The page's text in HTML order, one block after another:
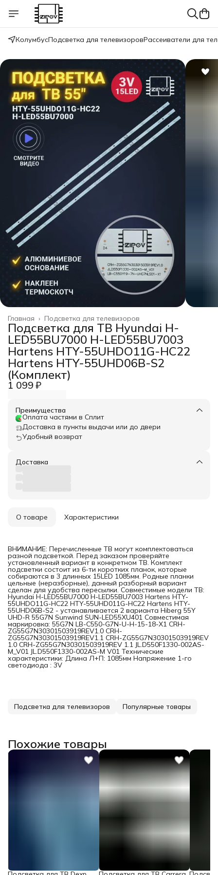
КолумбусПодсветка для телевизоровРассеиватели для
Подсветка для телевизоров
Главная ›
Подсветка для ТВ Hyundai H-
LED55BU7000 H-LED55BU7003
Hartens HTY-55UHDO11G-HC22
Hartens HTY-55UHD06B-S2
(Комплект)
1 099 ₽
Преимущества
Оплата частями в Сплит
Доставка в пункты выдачи или до двери
Удобный возврат
Доставка
О товаре Характеристики
ВНИМАНИЕ: Перечисленные ТВ могут комплектоваться
разной подсветкой. Перед заказом проверяйте
установленный вариант в конкретном ТВ. Комплект
подсветки состоит из 6-ти коротких планок, которые
собираются в 3 длинных 15LED 1085мм. Родные планки
цельные (неразборные), данный разборный вариант
сделан для удобства пересылки. Совместимые модели ТВ:
Hyundai H-LED55BU7000 H-LED55BU7003 Hartens HTY-
55UHDO11G-HC22 HTY-55UHD011G-HC22 Hartens HTY-
55UHD06B-S2 - устанавливается 2 варианта Hiberg 55Y
UHD-R 55G7N Sunwind SUN-LED55XU401 Совместимая
маркировка: 55G7N LB-C550-G7N-U-H-15-18-X1 CRH-
ZG55G7N30301503919REV1.0 CRH-
ZG55G7N30301503919REV1.1 CRH-ZG55G7N30301503919REV
1.0 CRH-ZG55G7N30301503919REV 1.1 JL.D550F1330-002AS-
M_V01 JL.D550F1330-002AS-M V01 Технические
характеристики: Длина Л+П: 1085мм Напряжение 1-го
светодиода : 3V
Подсветка для телевизоров Популярные товары
Похожие товары